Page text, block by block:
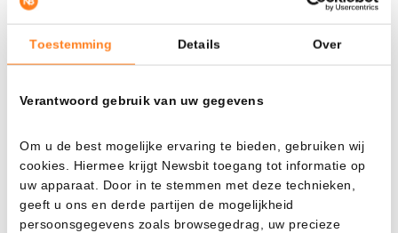
Toestemming Details Over
Verantwoord gebruik van uw gegevens
Om u de best mogelijke ervaring te bieden, gebruiken wij
cookies. Hiermee krijgt Newsbit toegang tot informatie op
uw apparaat. Door in te stemmen met deze technieken,
geeft u ons en derde partijen de mogelijkheid
persoonsgegevens zoals browsegedrag, uw precieze
In case of a rejection, ETH will likely retest the
$3,000 zone.pic.twitter.com/qAamsyUqSI
December 5, 2025
especialmente la zona entre 3,300 y 3,400 dólares es
crucial, según él. Si ETH consigue superar este nivel de
manera contundente, esto podría ser una señal positiva a
corto plazo. Al mismo tiempo, Ted advierte que un rechazo